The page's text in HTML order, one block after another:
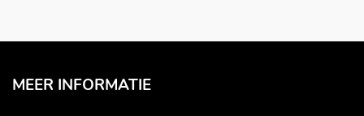
MEER INFORMATIE